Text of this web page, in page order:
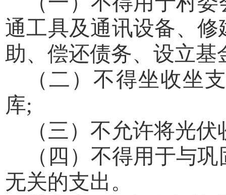
通工具及通讯设备、
助、偿还债务、设立基
（二）不得坐收坐
库;
（三）不允许将光
（四）不得用于与
无关的支出。